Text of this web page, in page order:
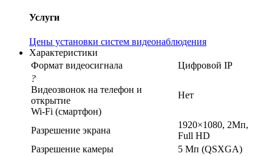
Услуги
Цены установки систем видеонаблюдения
Характеристики
Формат видеосигнала
Цифровой IP
?
Видеозвонок на телефон и
открытие
Wi-Fi (смартфон)
Нет
Разрешение экрана
1920×1080, 2Мп,
Full HD
Разрешение камеры
5 Мп (QSXGA)